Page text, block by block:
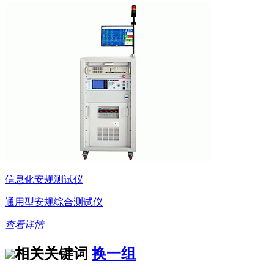
信息化安规测试仪
通用型安规综合测试仪
查看详情
相关关键词 换一组